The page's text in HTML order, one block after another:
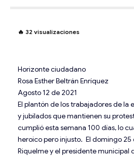
🔥 32 visualizaciones
Horizonte ciudadano
Rosa Esther Beltrán Enríquez
Agosto 12 de 2021
El plantón de los trabajadores de la
y jubilados que mantienen su
cumplió esta semana 100 días, lo
heroico pero injusto. El domingo
Riquelme y el presidente municipal